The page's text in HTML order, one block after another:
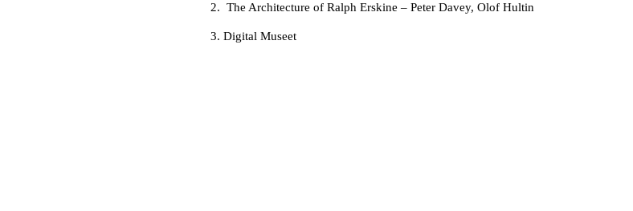
2. The Architecture of Ralph Erskine – Peter Davey, Olof Hultin
3. Digital Museet